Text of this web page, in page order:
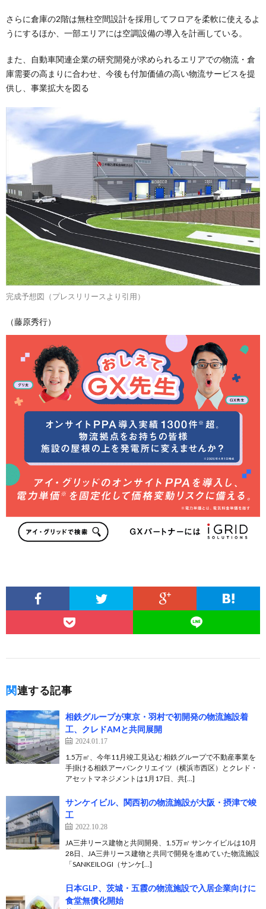
さらに倉庫の2階は無柱空間設計を採用してフロアを柔軟に使えるよ
うにするほか、一部エリアには空調設備の導入を計画している。
また、自動車関連企業の研究開発が求められるエリアでの物流・倉
庫需要の高まりに合わせ、今後も付加価値の高い物流サービスを提
供し、事業拡大を図る
完成予想図（プレスリリースより引用）
（藤原秀行）
関連する記事
相鉄グループが東京・羽村で初開発の物流施設着
工、クレドAMと共同展開
2024.01.17
1.5万㎡、今年11月竣工見込む 相鉄グループで不動産事業を
手掛ける相鉄アーバンクリエイツ（横浜市西区）とクレド・
アセットマネジメントは1月17日、共[…]
サンケイビル、関西初の物流施設が大阪・摂津で竣
工
2022.10.28
JA三井リース建物と共同開発、1.5万㎡ サンケイビルは10月
28日、JA三井リース建物と共同で開発を進めていた物流施設
「SANKEILOGI（サンケ[…]
日本GLP、茨城・五霞の物流施設で入居企業向けに
食堂無償化開始